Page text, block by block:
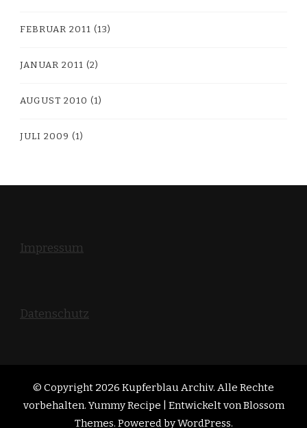
FEBRUAR 2011 (13)
JANUAR 2011 (2)
AUGUST 2010 (1)
JULI 2009 (1)
Impressum
Datenschutz
© Copyright 2026 Kupferblau Archiv. Alle Rechte
vorbehalten. Yummy Recipe | Entwickelt von Blossom
Themes. Powered byWordPress.